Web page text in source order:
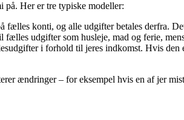
på. Her er tre typiske modeller:
fælles konti, og alle udgifter betales derfra.
udgifter som husleje, mad og ferie,
i forhold til jeres indkomst. Hvis den
ændringer – for eksempel hvis en af jer